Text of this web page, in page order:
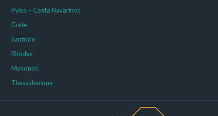
Pylos – Costa Navarinos
Crète
Santorin
Rhodes
Mykonos
Thessalonique